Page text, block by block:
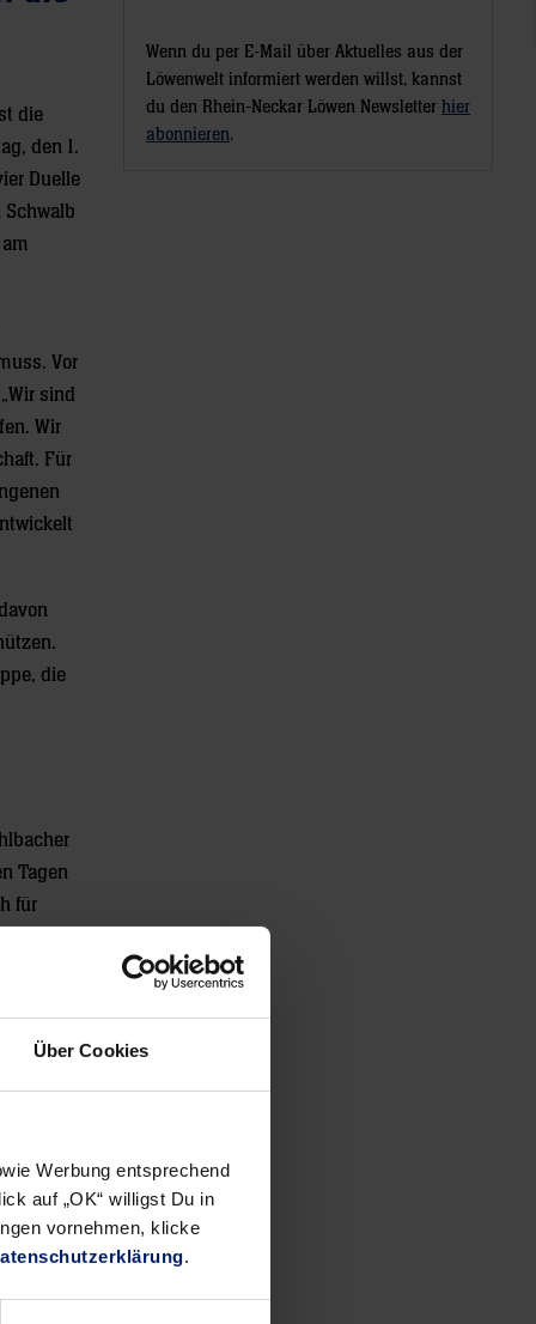
Über Cookies
Werbung entsprechend
auf „OK“ willigst Du in
vornehmen, klicke
.
die
den 1.
Duelle
Schwalb
Vor
sind
Wir
Für
die
Tagen
für
Zeit,
Eulen
aus
hätte
lang
Wenn du per E-Mail über Aktuelles aus der
Löwenwelt informiert werden willst, kannst
du den Rhein-Neckar Löwen Newsletter hier
abonnieren.